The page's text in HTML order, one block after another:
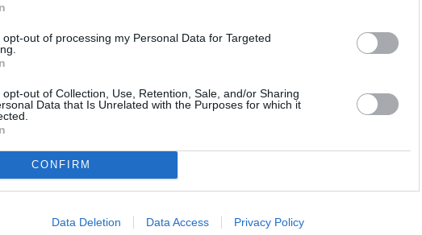
opt-out of processing my Personal Data for Targeted
opt-out of Collection, Use, Retention, Sale, and/or Sharing
Data that Is Unrelated with the Purposes for which it
CONFIRM
Data Deletion Data Access Privacy Policy